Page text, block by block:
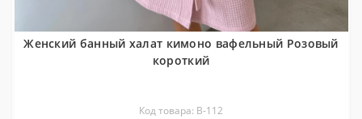
Женский банный халат кимоно вафельный Розовый
короткий
Код товара: В-112